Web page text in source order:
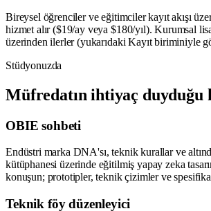
Bireysel öğrenciler ve eğitimciler kayıt akışı
hizmet alır ($19/ay veya $180/yıl). Kurumsal
üzerinden ilerler (yukarıdaki Kayıt biriminiyle
Stüdyonuzda
Müfredatın ihtiyaç duyduğu
OBIE sohbeti
Endüstri marka DNA'sı, teknik kurallar ve
kütüphanesi üzerinde eğitilmiş yapay zeka
konuşun; prototipler, teknik çizimler ve
Teknik föy düzenleyici